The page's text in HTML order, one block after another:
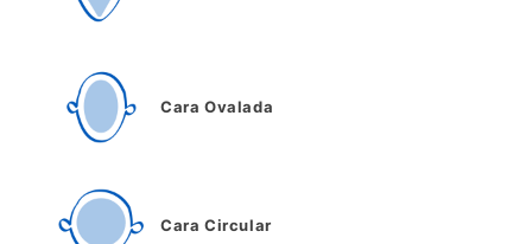
Cara Ovalada
Cara Circular